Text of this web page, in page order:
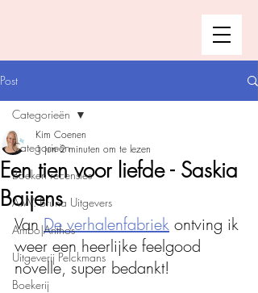
Post
Categorieën
Boeken recensies
A.W. Bruna Uitgevers
Ambo|Anthos
Uitgeverij Pelckmans
Boekerij
Categorieën
Een tien voor liefde - Saskia
Baijens
Kim Coenen
1 jun 2 minuten om te lezen
Van De verhalenfabriek ontving ik
weer een heerlijke feelgood
novelle, super bedankt!